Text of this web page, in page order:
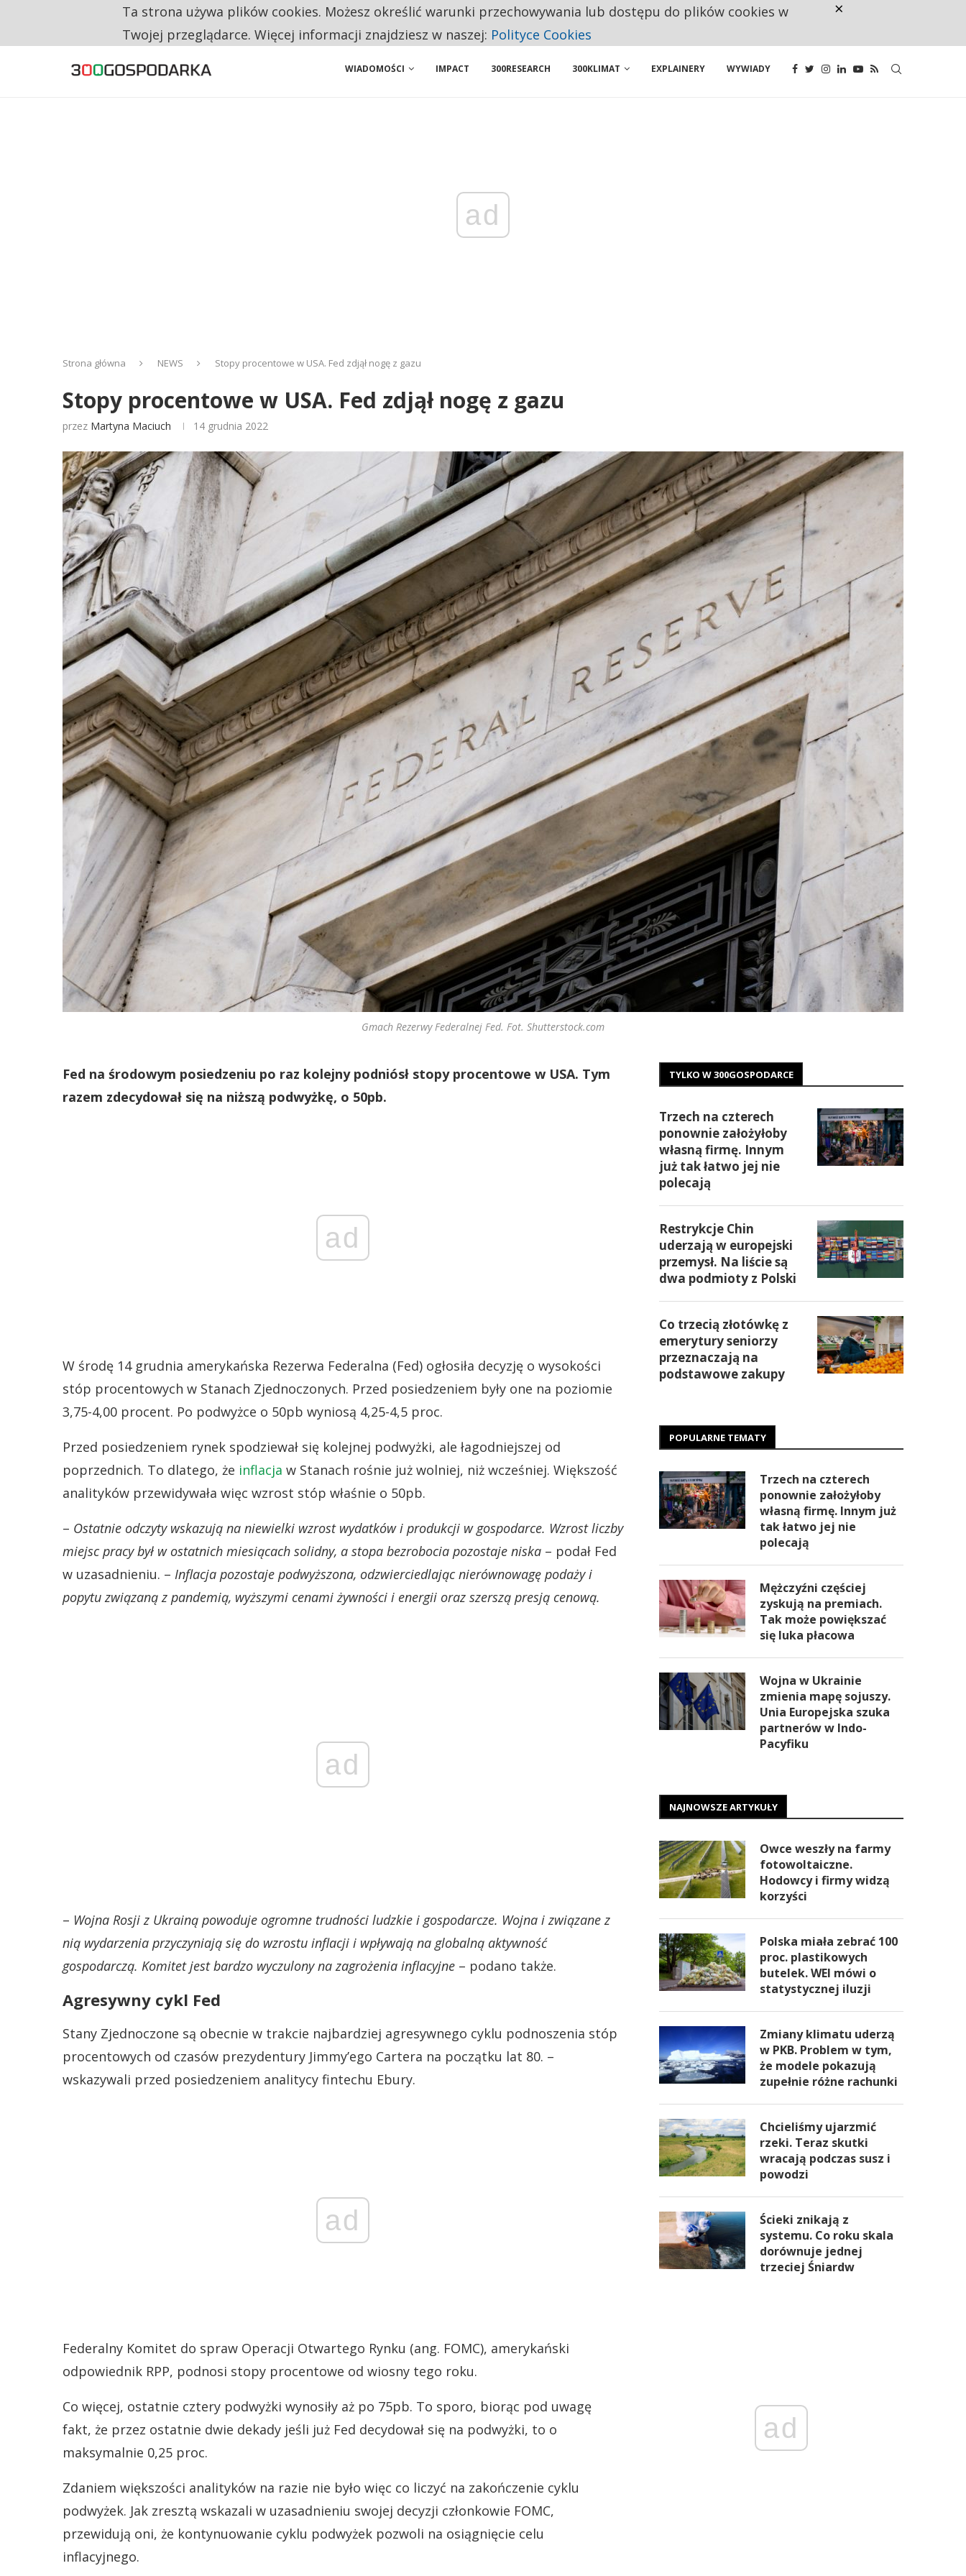
CO TRZECIĄ ZŁOTÓWKĘ Z EMERYTURY SENIORZY PRZEZNACZAJĄ NA PODSTAWOWE ZAKUPY
WIADOMOŚCI IMPACT 300RESEARCH 300KLIMAT EXPLAINERY WYWIADY
ad
Strona główna NEWS Stopy procentowe w USA. Fed zdjął nogę z gazu
Stopy procentowe w USA. Fed zdjął nogę z gazu
przez Martyna Maciuch 14 grudnia 2022
Gmach Rezerwy Federalnej Fed. Fot. Shutterstock.com
Fed na środowym posiedzeniu po raz kolejny podniósł stopy procentowe w USA. Tym
razem zdecydował się na niższą podwyżkę, o 50pb.
ad
W środę 14 grudnia amerykańska Rezerwa Federalna (Fed) ogłosiła decyzję o wysokości
stóp procentowych w Stanach Zjednoczonych. Przed posiedzeniem były one na poziomie
3,75-4,00 procent. Po podwyżce o 50pb wyniosą 4,25-4,5 proc.
Przed posiedzeniem rynek spodziewał się kolejnej podwyżki, ale łagodniejszej od
poprzednich. To dlatego, że inflacja w Stanach rośnie już wolniej, niż wcześniej. Większość
analityków przewidywała więc wzrost stóp właśnie o 50pb.
– Ostatnie odczyty wskazują na niewielki wzrost wydatków i produkcji w gospodarce. Wzrost liczby
miejsc pracy był w ostatnich miesiącach solidny, a stopa bezrobocia pozostaje niska – podał Fed
w uzasadnieniu. – Inflacja pozostaje podwyższona, odzwierciedlając nierównowagę podaży i
popytu związaną z pandemią, wyższymi cenami żywności i energii oraz szerszą presją cenową.
ad
– Wojna Rosji z Ukrainą powoduje ogromne trudności ludzkie i gospodarcze. Wojna i związane z
nią wydarzenia przyczyniają się do wzrostu inflacji i wpływają na globalną aktywność
gospodarczą. Komitet jest bardzo wyczulony na zagrożenia inflacyjne – podano także.
Agresywny cykl Fed
Stany Zjednoczone są obecnie w trakcie najbardziej agresywnego cyklu podnoszenia stóp
procentowych od czasów prezydentury Jimmy’ego Cartera na początku lat 80. –
wskazywali przed posiedzeniem analitycy fintechu Ebury.
ad
Federalny Komitet do spraw Operacji Otwartego Rynku (ang. FOMC), amerykański
odpowiednik RPP, podnosi stopy procentowe od wiosny tego roku.
Co więcej, ostatnie cztery podwyżki wynosiły aż po 75pb. To sporo, biorąc pod uwagę
fakt, że przez ostatnie dwie dekady jeśli już Fed decydował się na podwyżki, to o
maksymalnie 0,25 proc.
Zdaniem większości analityków na razie nie było więc co liczyć na zakończenie cyklu
podwyżek. Jak zresztą wskazali w uzasadnieniu swojej decyzji członkowie FOMC,
przewidują oni, że kontynuowanie cyklu podwyżek pozwoli na osiągnięcie celu
inflacyjnego.
TYLKO W 300GOSPODARCE
Trzech na czterech
ponownie założyłoby
własną firmę. Innym
już tak łatwo jej nie
polecają
Restrykcje Chin
uderzają w europejski
przemysł. Na liście są
dwa podmioty z Polski
Co trzecią złotówkę z
emerytury seniorzy
przeznaczają na
podstawowe zakupy
POPULARNE TEMATY
Trzech na czterech
ponownie założyłoby
własną firmę. Innym już
tak łatwo jej nie
polecają
Mężczyźni częściej
zyskują na premiach.
Tak może powiększać
się luka płacowa
Wojna w Ukrainie
zmienia mapę sojuszy.
Unia Europejska szuka
partnerów w Indo-
Pacyfiku
NAJNOWSZE ARTYKUŁY
Owce weszły na farmy
fotowoltaiczne.
Hodowcy i firmy widzą
korzyści
Polska miała zebrać 100
proc. plastikowych
butelek. WEI mówi o
statystycznej iluzji
Zmiany klimatu uderzą
w PKB. Problem w tym,
że modele pokazują
zupełnie różne rachunki
Chcieliśmy ujarzmić
rzeki. Teraz skutki
wracają podczas susz i
powodzi
Ścieki znikają z
systemu. Co roku skala
dorównuje jednej
trzeciej Śniardw
ad
Ta strona używa plików cookies. Możesz określić warunki przechowywania lub dostępu do plików cookies w
Twojej przeglądarce. Więcej informacji znajdziesz w naszej: Polityce Cookies
×